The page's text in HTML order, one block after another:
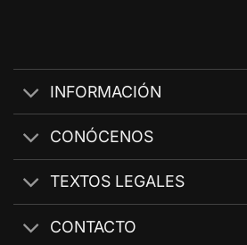
INFORMACIÓN
CONÓCENOS
TEXTOS LEGALES
CONTACTO